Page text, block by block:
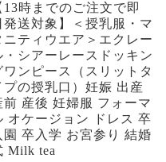
13時までのご注文で即
発送対象】＜授乳服・マ
ニティウエア＞エクレー
・シアーレースドッキン
ワンピース（スリットタ
プの授乳口）妊娠 出産
前 産後 妊婦服 フォーマ
オケージョン ドレス 卒
園 卒入学 お宮参り 結婚
Milk tea